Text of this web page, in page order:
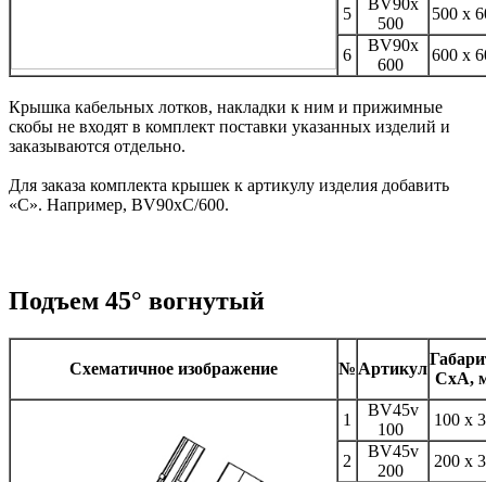
5
500
500 x
6
BV90x
600
600 x
Крышка кабельных лотков, накладки к ним и прижимные
скобы не входят в комплект поставки указанных изделий и
заказываются отдельно.
Для заказа комплекта крышек к артикулу изделия добавить
«С». Например, BV90xC/600.
Подъем 45° вогнутый
Схематичное изображение № Артикул
CxA,
1
BV45v
100
100 х
2
BV45v
200
200 х